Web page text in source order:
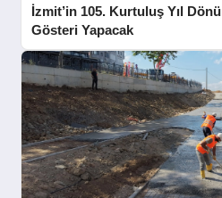
İzmit’in 105. Kurtuluş Yıl
Gösteri Yapacak